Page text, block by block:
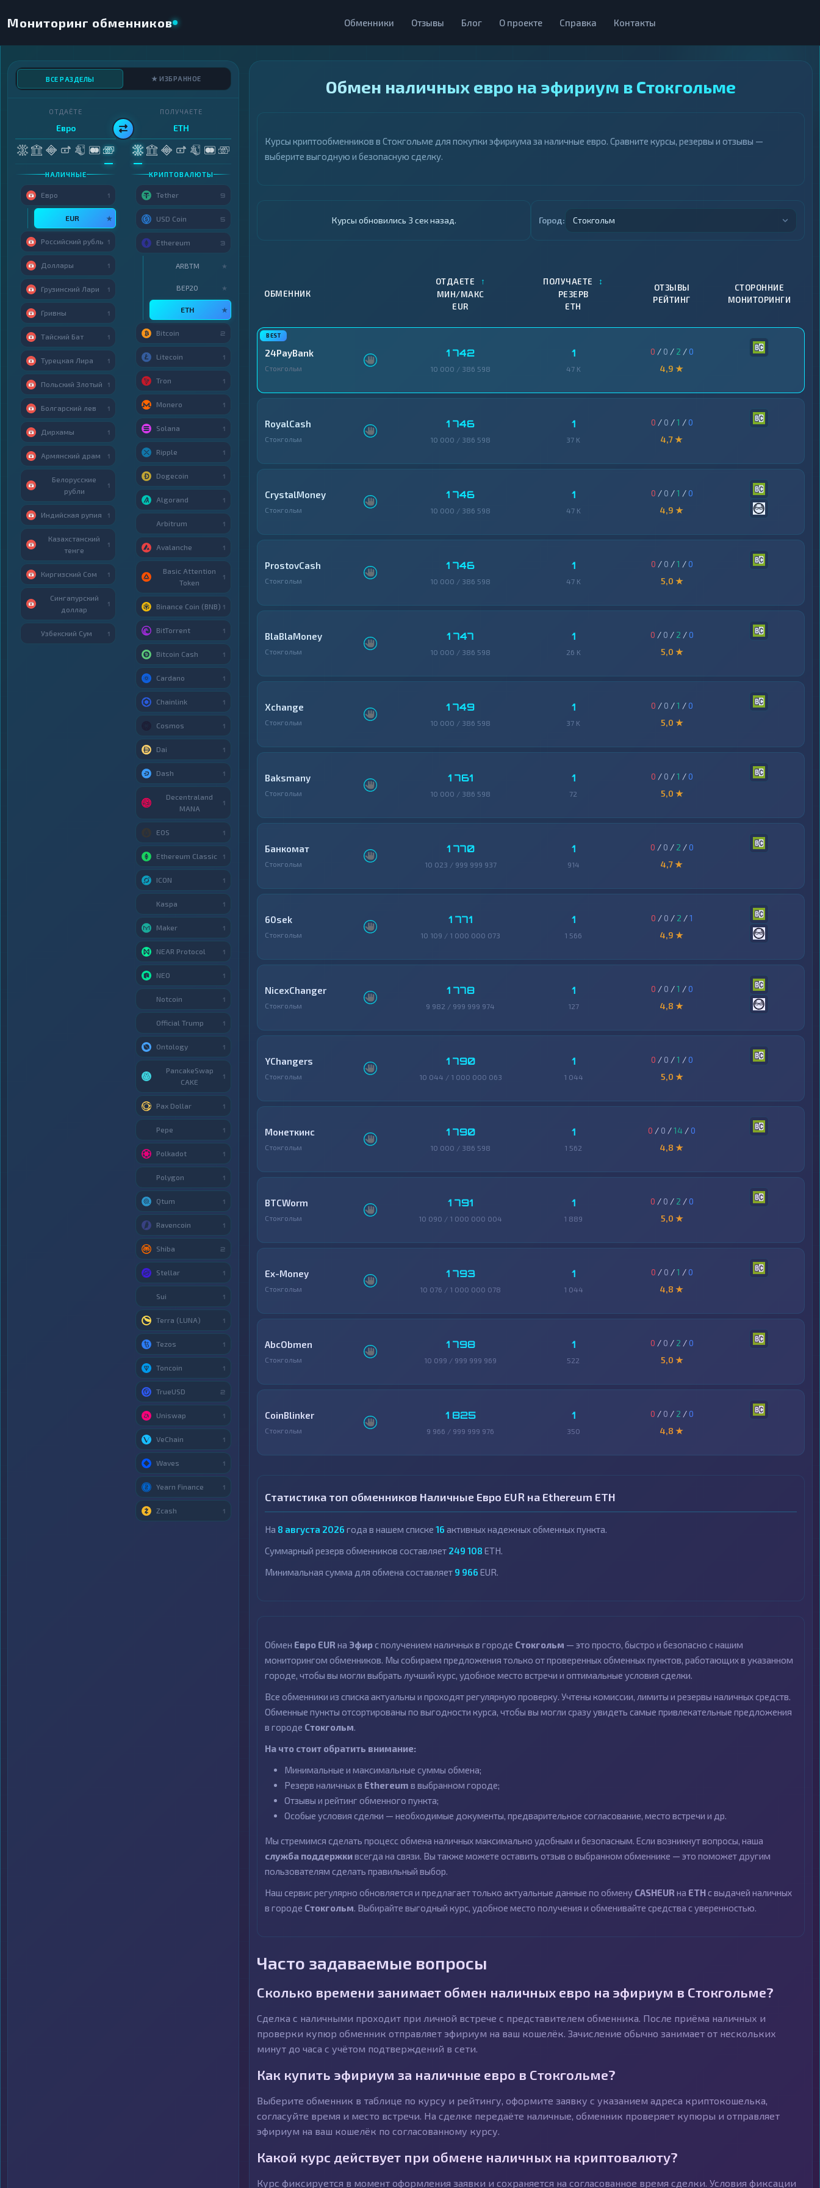
Мониторинг обменников Обменники Отзывы Блог О проекте Справка Контакты
Обмен наличных евро на эфириум в Стокгольме
Курсы криптообменников в Стокгольме для покупки эфириума за наличные евро. Сравните курсы, резервы и отзывы —
выберите выгодную и безопасную сделку.
Курсы обновились 4 сек назад. Город: Стокгольм
ОБМЕННИК
ОТДАЕТЕ ↑
МИН/МАКС
EUR
ПОЛУЧАЕТЕ ↕
РЕЗЕРВ
ETH
ОТЗЫВЫ
РЕЙТИНГ
СТОРОННИЕ
МОНИТОРИНГИ
24PayBank
Стокгольм
1 742
10 000 / 386 598
1
47 K
0 / 0 / 2 /0
4,9 ★
RoyalCash
Стокгольм
1 746
10 000 / 386 598
1
37 K
0 / 0 /1 /0
4,7 ★
CrystalMoney
Стокгольм
1 746
10 000 / 386 598
1
47 K
0 / 0 /1 /0
4,9 ★
ProstovCash
Стокгольм
1 746
10 000 / 386 598
1
47 K
0 / 0 /1 /0
5,0 ★
BlaBlaMoney
Стокгольм
1 747
10 000 / 386 598
1
26 K
0 / 0 / 2 /0
5,0 ★
Xchange
Стокгольм
1 749
10 000 / 386 598
1
37 K
0 / 0 /1 /0
5,0 ★
Baksmany
Стокгольм
1 761
10 000 / 386 598
1
72
0 / 0 /1 /0
5,0 ★
Банкомат
Стокгольм
1 770
10 023 / 999 999 937
1
914
0 / 0 / 2 /0
4,7 ★
60sek
Стокгольм
1 771
10 109 / 1 000 000 073
1
1 566
0 / 0 / 2 /1
4,9 ★
NicexChanger
Стокгольм
1 778
9 982 / 999 999 974
1
127
0 / 0 /1 /0
4,8 ★
YChangers
Стокгольм
1 790
10 044 / 1 000 000 063
1
1 044
0 / 0 /1 /0
5,0 ★
Монеткинс
Стокгольм
1 790
10 000 / 386 598
1
1 562
0 / 0 /14 /0
4,8 ★
BTCWorm
Стокгольм
1 791
10 090 / 1 000 000 004
1
1 889
0 / 0 / 2 /0
5,0 ★
Ex-Money
Стокгольм
1 793
10 076 / 1 000 000 078
1
1 044
0 / 0 /1 /0
4,8 ★
AbcObmen
Стокгольм
1 798
10 099 / 999 999 969
1
522
0 / 0 / 2 /0
5,0 ★
CoinBlinker
Стокгольм
1 825
9 966 / 999 999 976
1
350
0 / 0 / 2 /0
4,8 ★
Статистика топ обменников Наличные Евро EUR на Ethereum ETH
На 8 августа 2026 года в нашем списке 16 активных надежных обменных пункта.
Суммарный резерв обменников составляет 249 108 ETH.
Минимальная сумма для обмена составляет 9 966 EUR.
Обмен Евро EUR на Эфирс получением наличных в городе Стокгольм — это просто, быстро и безопасно с нашим
мониторингом обменников. Мы собираем предложения только от проверенных обменных пунктов, работающих в указанном
городе, чтобы вы могли выбрать лучший курс, удобное место встречи и оптимальные условия сделки.
Все обменники из списка актуальны и проходят регулярную проверку. Учтены комиссии, лимиты и резервы наличных средств.
Обменные пункты отсортированы по выгодности курса, чтобы вы могли сразу увидеть самые привлекательные предложения
в городе Стокгольм.
На что стоит обратить внимание:
Минимальные и максимальные суммы обмена;
Резерв наличных в Ethereum в выбранном городе;
Отзывы и рейтинг обменного пункта;
Особые условия сделки — необходимые документы, предварительное согласование, место встречи и др.
Мы стремимся сделать процесс обмена наличных максимально удобным и безопасным. Если возникнут вопросы, наша
служба поддержкивсегда на связи. Вы также можете оставить отзыв о выбранном обменнике — это поможет другим
пользователям сделать правильный выбор.
Наш сервис регулярно обновляется и предлагает только актуальные данные по обмену CASHEUR на ETHс выдачей наличных
в городе Стокгольм. Выбирайте выгодный курс, удобное место получения и обменивайте средства с уверенностью.
Часто задаваемые вопросы
Сколько времени занимает обмен наличных евро на эфириум в Стокгольме?
Сделка с наличными проходит при личной встрече с представителем обменника. После приёма наличных и
проверки купюр обменник отправляет эфириум на ваш кошелёк. Зачисление обычно занимает от нескольких
минут до часа с учётом подтверждений в сети.
Как купить эфириум за наличные евро в Стокгольме?
Выберите обменник в таблице по курсу и рейтингу, оформите заявку с указанием адреса криптокошелька,
согласуйте время и место встречи. На сделке передаёте наличные, обменник проверяет купюры и отправляет
эфириум на ваш кошелёк по согласованному курсу.
Какой курс действует при обмене наличных на криптовалюту?
Курс фиксируется в момент оформления заявки и сохраняется на согласованное время сделки. Условия фиксации
ВСЕ РАЗДЕЛЫ ★ ИЗБРАННОЕ
ОТДАЁТЕ
Евро
НАЛИЧНЫЕ
Евро 1
EUR ★
Российский рубль 1
Доллары 1
Грузинский Лари 1
Гривны 1
Тайский Бат 1
Турецкая Лира 1
Польский Злотый 1
Болгарский лев 1
Дирхамы 1
Армянский драм 1
Белорусские
рубли
1
Индийская рупия 1
Казахстанский
тенге
1
Киргизский Сом 1
Сингапурский
доллар
1
Узбекский Сум 1
ПОЛУЧАЕТЕ
ETH
КРИПТОВАЛЮТЫ
Tether 9
USD Coin 5
Ethereum 3
ARBTM ★
BEP20 ★
ETH ★
Bitcoin 2
Litecoin 1
Tron 1
Monero 1
Solana 1
Ripple 1
Dogecoin 1
Algorand 1
Arbitrum 1
Avalanche 1
Basic Attention
Token
1
Binance Coin (BNB) 1
BitTorrent 1
Bitcoin Cash 1
Cardano 1
Chainlink 1
Cosmos 1
Dai 1
Dash 1
Decentraland
MANA
1
EOS 1
Ethereum Classic 1
ICON 1
Kaspa 1
Maker 1
NEAR Protocol 1
NEO 1
Notcoin 1
Official Trump 1
Ontology 1
PancakeSwap
CAKE
1
Pax Dollar 1
Pepe 1
Polkadot 1
Polygon 1
Qtum 1
Ravencoin 1
Shiba 2
Stellar 1
Sui 1
Terra (LUNA) 1
Tezos 1
Toncoin 1
TrueUSD 2
Uniswap 1
VeChain 1
Waves 1
Yearn Finance 1
Zcash 1